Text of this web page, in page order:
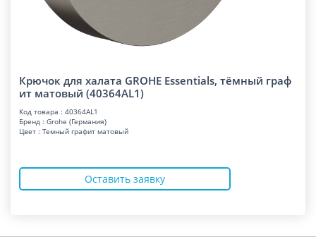
Крючок для халата GROHE Essentials, тёмный граф
ит матовый (40364AL1)
Код товара : 40364AL1
Бренд : Grohe (Германия)
Цвет : Темный графит матовый
Оставить заявку